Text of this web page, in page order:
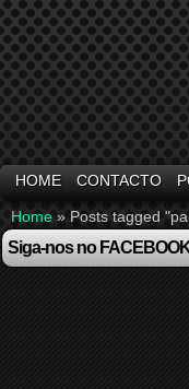
HOME CONTACTO
Home » Posts tagged
Siga-nos no